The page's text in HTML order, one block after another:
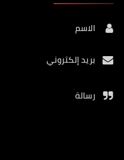
الاسم
بريد إلكتروني
رسالة